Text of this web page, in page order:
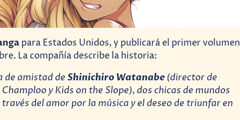
para Estados Unidos, y publicará el primer volumen
La compañía describe la historia:
de amistad de Shinichiro Watanabe (director de
y Kids on the Slope), dos chicas de mundos
del amor por la música y el deseo de triunfar en